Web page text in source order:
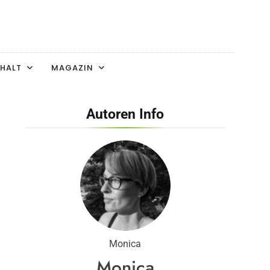
MAGAZIN
Autoren Info
Monica